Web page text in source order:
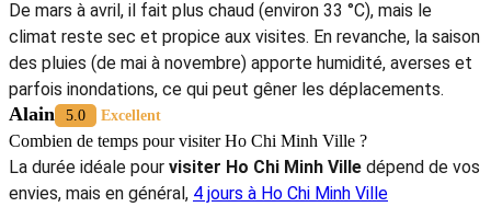
Quel est le meilleur mois pour visiter Ho Chi Minh Ville ?
À lire aussi :Comment se déplacer dans Ho Chi Minh ?
Lemeilleur mois pour visiter Ho Chi Minh Villese situe
entre décembre et avril, pendant la saison sèche. Le temps y
est ensoleillé, avec très peu de pluie, ce qui rend les
déplacements et les activités en plein air particulièrement
agréables. C’est aussi la période idéale pour faire unfood
tour à moto à Ho Chi Minh Ville, une expérience originale